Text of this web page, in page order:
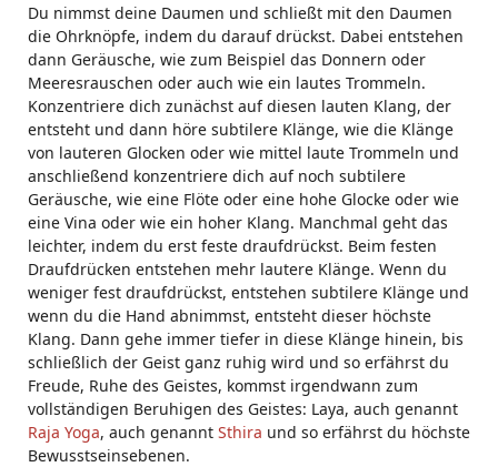
Du nimmst deine Daumen und schließt mit den Daumen
die Ohrknöpfe, indem du darauf drückst. Dabei entstehen
dann Geräusche, wie zum Beispiel das Donnern oder
Meeresrauschen oder auch wie ein lautes Trommeln.
Konzentriere dich zunächst auf diesen lauten Klang, der
entsteht und dann höre subtilere Klänge, wie die Klänge
von lauteren Glocken oder wie mittel laute Trommeln und
anschließend konzentriere dich auf noch subtilere
Geräusche, wie eine Flöte oder eine hohe Glocke oder wie
eine Vina oder wie ein hoher Klang. Manchmal geht das
leichter, indem du erst feste draufdrückst. Beim festen
Draufdrücken entstehen mehr lautere Klänge. Wenn du
weniger fest draufdrückst, entstehen subtilere Klänge und
wenn du die Hand abnimmst, entsteht dieser höchste
Klang. Dann gehe immer tiefer in diese Klänge hinein, bis
schließlich der Geist ganz ruhig wird und so erfährst du
Freude, Ruhe des Geistes, kommst irgendwann zum
vollständigen Beruhigen des Geistes: Laya, auch genannt
Raja Yoga, auch genannt Sthira und so erfährst du höchste
Bewusstseinsebenen.